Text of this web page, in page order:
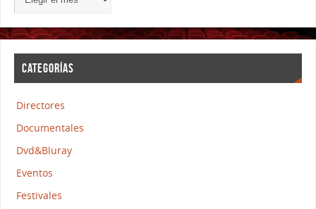
CATEGORÍAS
Directores
Documentales
Dvd&Bluray
Eventos
Festivales